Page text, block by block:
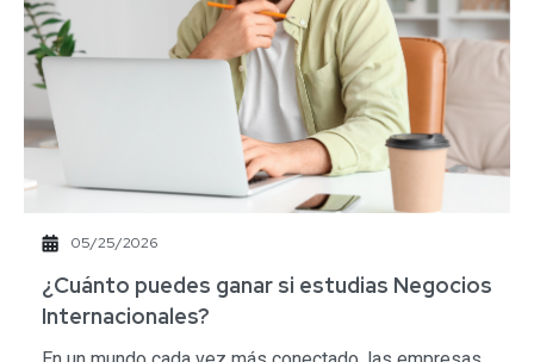
05/25/2026
​¿Cuánto puedes ganar si estudias Negocios
Internacionales?​